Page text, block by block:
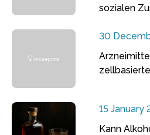
sozialen
30
15 January
Kann